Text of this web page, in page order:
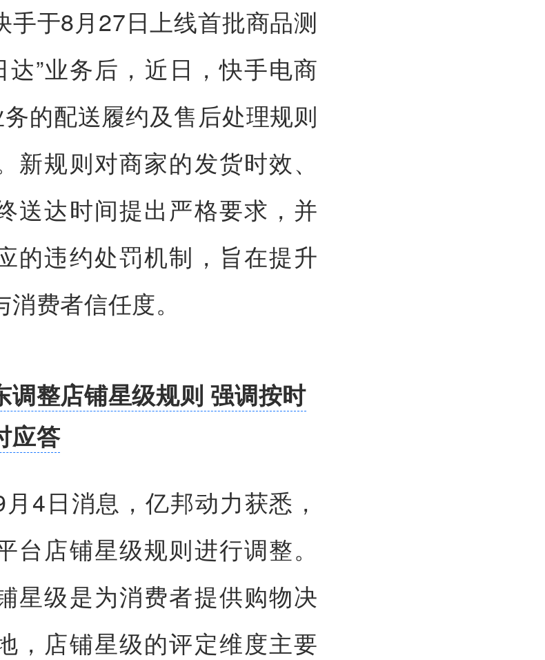
手于8月27日上线首批商品测
达”业务后，近日，快手电商
务的配送履约及售后处理规则
新规则对商家的发货时效、
送达时间提出严格要求，并
的违约处罚机制，旨在提升
费者信任度。
调整店铺星级规则 强调按时
应答
月4日消息，亿邦动力获悉，
台店铺星级规则进行调整。
星级是为消费者提供购物决
，店铺星级的评定维度主要